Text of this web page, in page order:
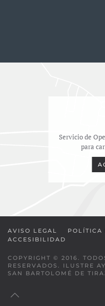
Servicio de
para
AVISO LEGAL
POLÍTICA
ACCESIBILIDAD
COPYRIGHT © 2016.
RESERVADOS. ILUSTRE
SAN BARTOLOMÉ DE